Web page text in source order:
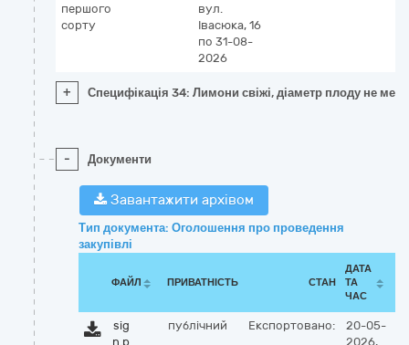
першого
сорту
вул.
Івасюка, 16
по 31-08-
2026
+ Специфікація 34: Лимони свіжі, діаметр плоду не
- Документи
Завантажити архівом
Тип документа: Оголошення про проведення
закупівлі
ФАЙЛ ПРИВАТНІСТЬ СТАН
ДАТА
ТА
ЧАС
sig
n.p
публічний Експортовано:
20-05-
2026,